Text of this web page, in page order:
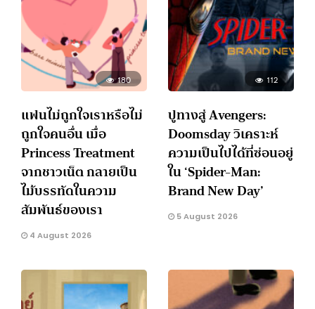
180
แฟนไม่ถูกใจเราหรือไม่
ถูกใจคนอื่น เมื่อ
Princess Treatment
จากชาวเน็ต กลายเป็น
ไม้บรรทัดในความ
สัมพันธ์ของเรา
4 August 2026
112
ปูทางสู่ Avengers:
Doomsday วิเคราะห์
ความเป็นไปได้ที่ซ่อนอยู่
ใน ‘Spider-Man:
Brand New Day’
5 August 2026